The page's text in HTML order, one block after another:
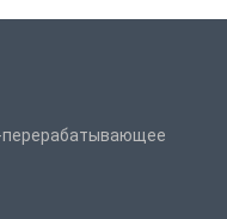
перерабатывающее